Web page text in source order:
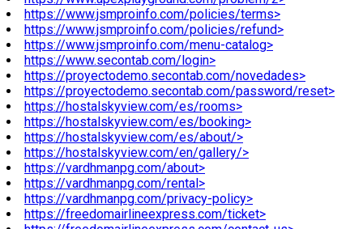
https://www.jsmproinfo.com/policies/terms>
https://www.jsmproinfo.com/policies/refund>
https://www.jsmproinfo.com/menu-catalog>
https://www.secontab.com/login>
https://proyectodemo.secontab.com/novedades>
https://proyectodemo.secontab.com/password/reset>
https://hostalskyview.com/es/rooms>
https://hostalskyview.com/es/booking>
https://hostalskyview.com/es/about/>
https://hostalskyview.com/en/gallery/>
https://vardhmanpg.com/about>
https://vardhmanpg.com/rental>
https://vardhmanpg.com/privacy-policy>
https://freedomairlineexpress.com/ticket>